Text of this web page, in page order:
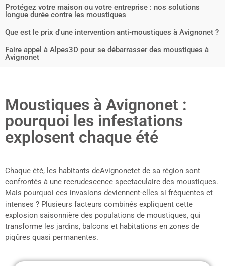
Protégez votre maison ou votre entreprise : nos solutions
longue durée contre les moustiques
Que est le prix d'une intervention anti-moustiques à Avignonet ?
Faire appel à Alpes3D pour se débarrasser des moustiques à
Avignonet
Moustiques à Avignonet :
pourquoi les infestations
explosent chaque été
Chaque été, les habitants deAvignonetet de sa région sont
confrontés à une recrudescence spectaculaire des moustiques.
Mais pourquoi ces invasions deviennent-elles si fréquentes et
intenses ? Plusieurs facteurs combinés expliquent cette
explosion saisonnière des populations de moustiques, qui
transforme les jardins, balcons et habitations en zones de
piqûres quasi permanentes.